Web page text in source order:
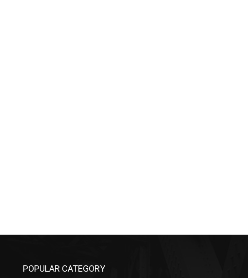
POPULAR CATEGORY